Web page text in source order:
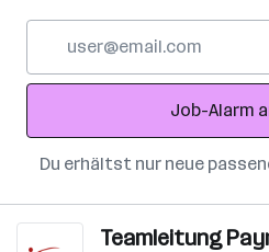
Adresse
Job-Alarm
Du erhältst nur neue
Teamleitung